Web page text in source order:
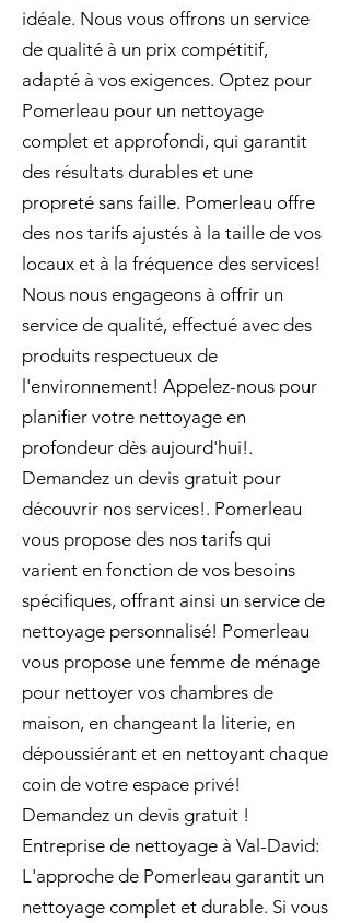
idéale. Nous vous offrons un service
de qualité à un prix compétitif,
adapté à vos exigences. Optez pour
Pomerleau pour un nettoyage
complet et approfondi, qui garantit
des résultats durables et une
propreté sans faille. Pomerleau offre
des nos tarifs ajustés à la taille de vos
locaux et à la fréquence des services!
Nous nous engageons à offrir un
service de qualité, effectué avec des
produits respectueux de
l'environnement! Appelez-nous pour
planifier votre nettoyage en
profondeur dès aujourd'hui!.
Demandez un devis gratuit pour
découvrir nos services!. Pomerleau
vous propose des nos tarifs qui
varient en fonction de vos besoins
spécifiques, offrant ainsi un service de
nettoyage personnalisé! Pomerleau
vous propose une femme de ménage
pour nettoyer vos chambres de
maison, en changeant la literie, en
dépoussiérant et en nettoyant chaque
coin de votre espace privé!
Demandez un devis gratuit !
Entreprise de nettoyage à Val-David:
L'approche de Pomerleau garantit un
nettoyage complet et durable. Si vous